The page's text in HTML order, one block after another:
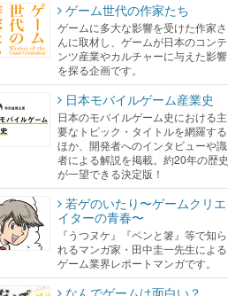
ゲーム世代の作家たち
ゲームに多大な影響を受けた作家さ
んに取材し、ゲームが日本のコンテ
ンツ産業やカルチャーに与えた影響
を探る企画です。
日本モバイルゲーム産業史
日本のモバイルゲーム史における主
要なトピック・タイトルを網羅する
ほか、開発者へのインタビューや識
者による解説を掲載。約20年の歴史
が一望できる決定版！
若ゲのいたり〜ゲームクリエ
イターの青春〜
『うつヌケ』『ペンと箸』等で知ら
れるマンガ家・田中圭一先生による
ゲーム業界レポートマンガです。